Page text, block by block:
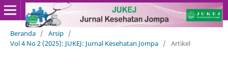
Beranda / Arsip /
Vol 4 No 2 (2025): JUKEJ: Jurnal Kesehatan Jompa / Artikel